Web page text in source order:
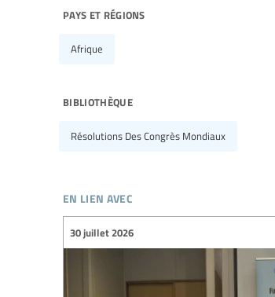
pays et régions
Afrique
bibliothèque
Résolutions Des Congrès Mondiaux
en lien avec
30 juillet 2026